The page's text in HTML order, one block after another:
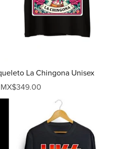
La Chingona Unisex